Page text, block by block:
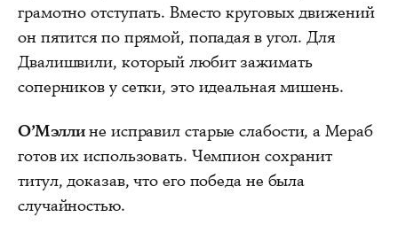
грамотно отступать. Вместо круговых движений
он пятится по прямой, попадая в угол. Для
Двалишвили, который любит зажимать
соперников у сетки, это идеальная мишень.
О’Мэллине исправил старые слабости, а Мераб
готов их использовать. Чемпион сохранит
титул, доказав, что его победа не была
случайностью.